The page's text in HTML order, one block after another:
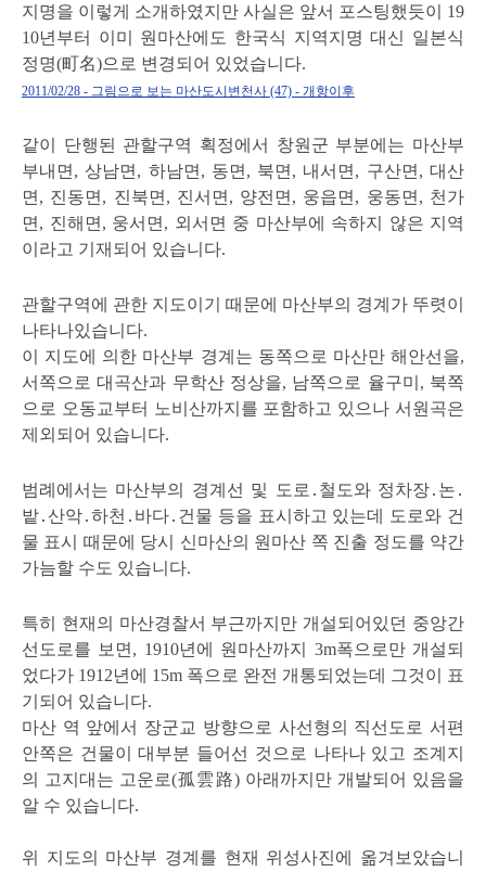
지명을 이렇게 소개하였지만 사실은 앞서 포스팅했듯이 19
10년부터 이미 원마산에도 한국식 지역지명 대신 일본식
정명(町名)으로 변경되어 있었습니다.
2011/02/28 - 그림으로 보는 마산도시변천사 (47) - 개항이후
같이 단행된 관할구역 획정에서 창원군 부분에는 마산부
부내면, 상남면, 하남면, 동면, 북면, 내서면, 구산면, 대산
면, 진동면, 진북면, 진서면, 양전면, 웅읍면, 웅동면, 천가
면, 진해면, 웅서면, 외서면 중 마산부에 속하지 않은 지역
이라고 기재되어 있습니다.
관할구역에 관한 지도이기 때문에 마산부의 경계가 뚜렷이
나타나있습니다.
이 지도에 의한 마산부 경계는 동쪽으로 마산만 해안선을,
서쪽으로 대곡산과 무학산 정상을, 남쪽으로 율구미, 북쪽
으로 오동교부터 노비산까지를 포함하고 있으나 서원곡은
제외되어 있습니다.
범례에서는 마산부의 경계선 및 도로․철도와 정차장․논․
밭․산악․하천․바다․건물 등을 표시하고 있는데 도로와 건
물 표시 때문에 당시 신마산의 원마산 쪽 진출 정도를 약간
가늠할 수도 있습니다.
특히 현재의 마산경찰서 부근까지만 개설되어있던 중앙간
선도로를 보면, 1910년에 원마산까지 3m폭으로만 개설되
었다가 1912년에 15m 폭으로 완전 개통되었는데 그것이 표
기되어 있습니다.
마산 역 앞에서 장군교 방향으로 사선형의 직선도로 서편
안쪽은 건물이 대부분 들어선 것으로 나타나 있고 조계지
의 고지대는 고운로(孤雲路) 아래까지만 개발되어 있음을
알 수 있습니다.
위 지도의 마산부 경계를 현재 위성사진에 옮겨보았습니